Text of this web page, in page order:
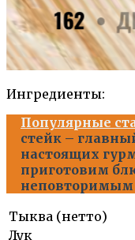
Ингредиенты:
Популярные
стейк –
настоящих
приготовим
неповторимым
Тыква (нетто)
Лук